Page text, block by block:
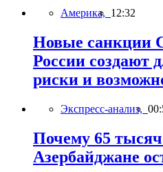
Америка, 12:32
Новые санкции
России создают
риски и
Экспресс-анализ,
Почему 65
Азербайджане